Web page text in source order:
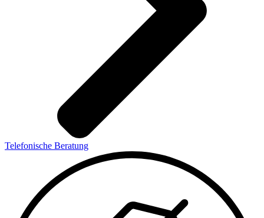
Telefonische Beratung